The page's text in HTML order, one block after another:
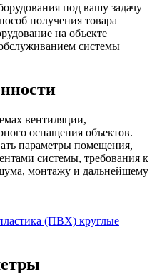
под вашу задачу
получения товара
на объекте
системы
вентиляции,
оснащения объектов.
параметры помещения,
системы, требования к
монтажу и дальнейшему
(ПВХ) круглые